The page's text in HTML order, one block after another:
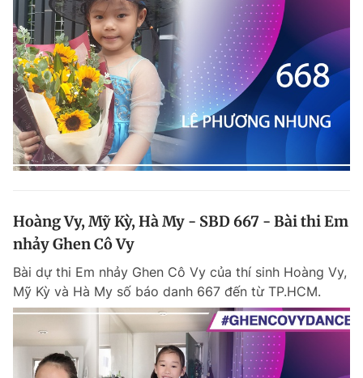
Hoàng Vy, Mỹ Kỳ, Hà My - SBD 667 - Bài thi Em
nhảy Ghen Cô Vy
Bài dự thi Em nhảy Ghen Cô Vy của thí sinh Hoàng Vy,
Mỹ Kỳ và Hà My số báo danh 667 đến từ TP.HCM.